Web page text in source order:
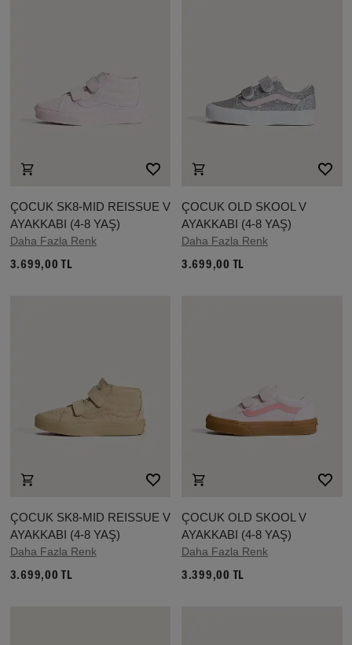
ÇOCUK SK8-MID REISSUE V
AYAKKABI (4-8 YAŞ)
Daha Fazla Renk
3.699,00 TL
ÇOCUK OLD SKOOL V
AYAKKABI (4-8 YAŞ)
Daha Fazla Renk
3.699,00 TL
ÇOCUK SK8-MID REISSUE V
AYAKKABI (4-8 YAŞ)
Daha Fazla Renk
3.699,00 TL
ÇOCUK OLD SKOOL V
AYAKKABI (4-8 YAŞ)
Daha Fazla Renk
3.399,00 TL